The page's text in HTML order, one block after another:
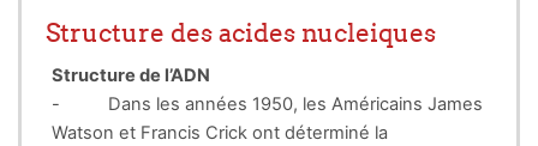
Structure des acides nucleiques
Structure de l’ADN
- Dans les années 1950, les Américains James
Watson et Francis Crick ont déterminé la